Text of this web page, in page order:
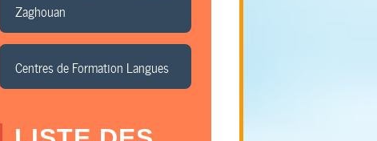
Zaghouan
Centres de Formation Langues